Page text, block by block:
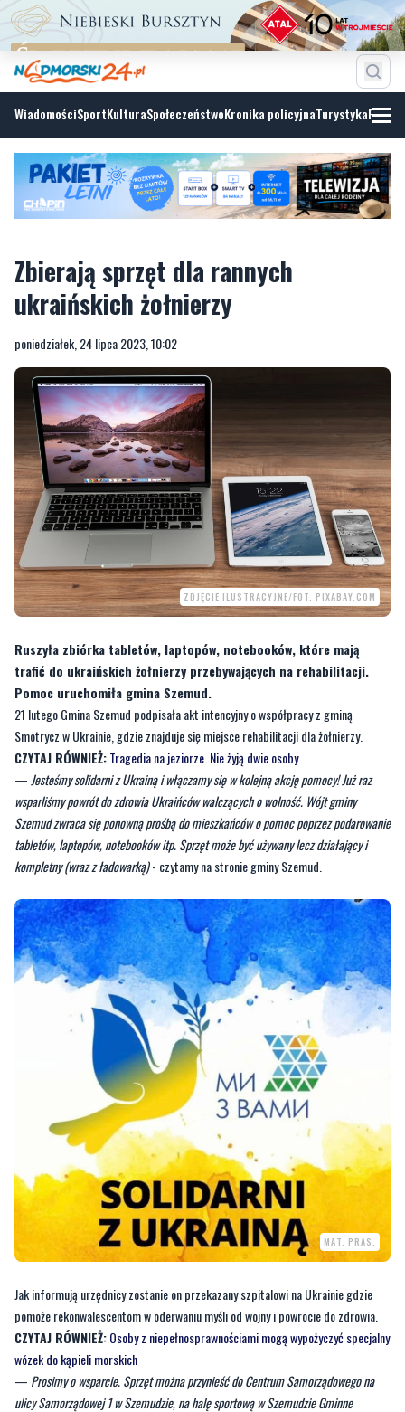
WiadomościSportKulturaSpołeczeństwoKronika policyjnaTurystyka
Zbierają sprzęt dla rannych
poniedziałek, 24 lipca 2023, 10:02
ZDJĘCIE ILUSTRACYJNE/FOT. PIXABAY.COM
Ruszyła zbiórka tabletów, laptopów, notebooków, które mają
trafić do ukraińskich żołnierzy przebywających na rehabilitacji.
21 lutego Gmina Szemud podpisała akt intencyjny o współpracy z gminą
Smotrycz w Ukrainie, gdzie znajduje się miejsce rehabilitacji dla żołnierzy.
CZYTAJ RÓWNIEŻ:Tragedia na jeziorze. Nie żyją dwie osoby
—Jesteśmy solidarni z Ukrainą i włączamy się w kolejną akcję pomocy! Już raz
wsparliśmy powrót do zdrowia Ukraińców walczących o wolność. Wójt gminy
Szemud zwraca się ponowną prośbą do mieszkańców o pomoc poprzez podarowanie
tabletów, laptopów, notebooków itp. Sprzęt może być używany lecz działający i
kompletny (wraz z ładowarką)- czytamy na stronie gminy Szemud.
MAT. PRAS.
Jak informują urzędnicy zostanie on przekazany szpitalowi na Ukrainie gdzie
pomoże rekonwalescentom w oderwaniu myśli od wojny i powrocie do zdrowia.
wózek do kąpieli morskich
—Prosimy o wsparcie. Sprzęt można przynieść do Centrum Samorządowego na
ulicy Samorządowej 1 w Szemudzie, na halę sportową w Szemudzie Gminne
Centrum Kultury, Sportu i Rekreacji w Szemudzie, oraz po mszach świętych w
naszych parafiach– czytamy na Facebooku gminy.
Zbiórka sprzętu dla rannych żołnierzy trwa do 30 lipca.